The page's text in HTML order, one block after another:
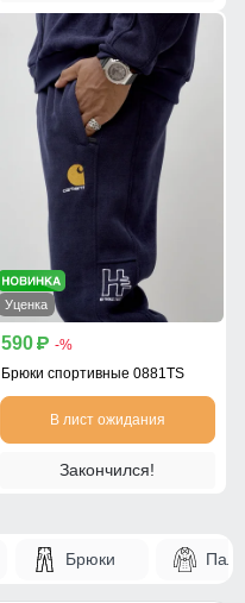
Уценка
590 p -%
Брюки спортивные 0881TS
В лист ожидания
Закончился!
Брюки